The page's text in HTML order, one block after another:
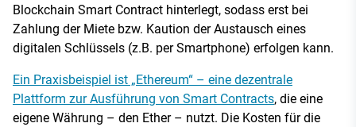
Blockchain Smart Contract hinterlegt, sodass erst bei
Zahlung der Miete bzw. Kaution der Austausch eines
digitalen Schlüssels (z.B. per Smartphone) erfolgen kann.
Ein Praxisbeispiel ist „Ethereum“ – eine dezentrale
Plattform zur Ausführung von Smart Contracts, die eine
eigene Währung – den Ether – nutzt. Die Kosten für die